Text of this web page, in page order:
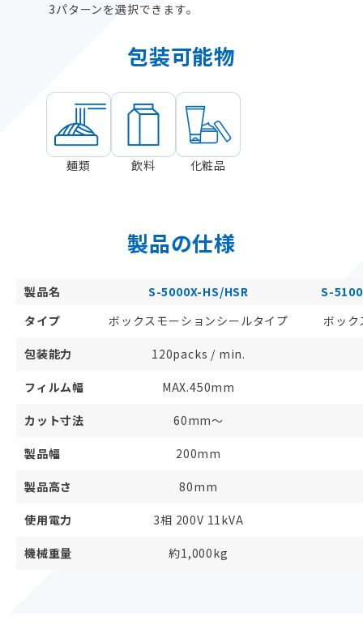
3パターンを選択できます。
包装可能物
麺類 飲料 化粧品
製品の仕様
製品名 S-5000X-HS/HSR
S-
タイプ
ボックスモーションシールタイプ ボック
包装能力 120packs / min.
フィルム幅 MAX.450mm
カット寸法 60mm～
製品幅 200mm
製品高さ 80mm
使用電力 3相 200V 11kVA
機械重量 約1,000kg